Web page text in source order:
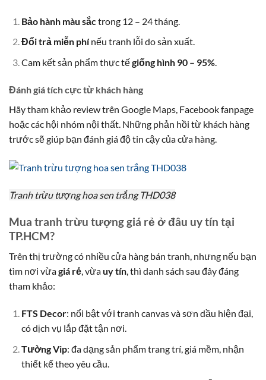
Bảo hành màu sắctrong 12 – 24 tháng.
Đổi trả miễn phínếu tranh lỗi do sản xuất.
Cam kết sản phẩm thực tếgiống hình 90 – 95%.
Đánh giá tích cực từ khách hàng
Hãy tham khảo review trên Google Maps, Facebook fanpage
hoặc các hội nhóm nội thất. Những phản hồi từ khách hàng
trước sẽ giúp bạn đánh giá độ tin cậy của cửa hàng.
Tranh trừu tượng hoa sen trắng THD038
Mua tranh trừu tượng giá rẻ ở đâu uy tín tại
TP.HCM?
Trên thị trường có nhiều cửa hàng bán tranh, nhưng nếu bạn
tìm nơi vừagiá rẻ, vừauy tín, thì danh sách sau đây đáng
tham khảo:
FTS Decor: nổi bật với tranh canvas và sơn dầu hiện đại,
có dịch vụ lắp đặt tận nơi.
Tường Vip: đa dạng sản phẩm trang trí, giá mềm, nhận
thiết kế theo yêu cầu.